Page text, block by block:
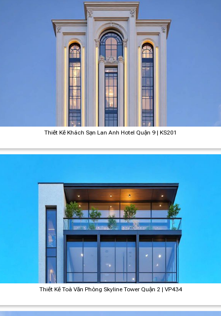
Thiết Kế Khách Sạn Lan Anh Hotel Quận 9 | KS201
Thiết Kế Toà Văn Phòng Skyline Tower Quận 2 | VP434